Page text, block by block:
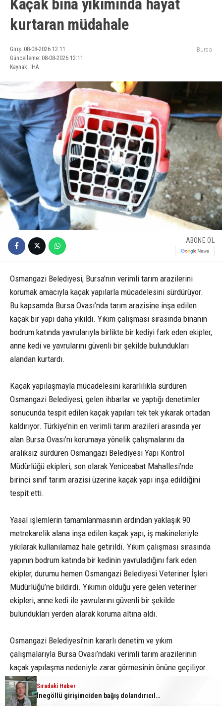
Kaçak bina yıkımında hayat
kurtaran müdahale
Giriş: 08-08-2026 12:11
Güncelleme: 08-08-2026 12:11
Kaynak: İHA
Bursa
ABONE OL
Osmangazi Belediyesi, Bursa’nın verimli tarım arazilerini
korumak amacıyla kaçak yapılarla mücadelesini sürdürüyor.
Bu kapsamda Bursa Ovası’nda tarım arazisine inşa edilen
kaçak bir yapı daha yıkıldı. Yıkım çalışması sırasında binanın
bodrum katında yavrularıyla birlikte bir kediyi fark eden ekipler,
anne kedi ve yavrularını güvenli bir şekilde bulundukları
alandan kurtardı.
Kaçak yapılaşmayla mücadelesini kararlılıkla sürdüren
Osmangazi Belediyesi, gelen ihbarlar ve yaptığı denetimler
sonucunda tespit edilen kaçak yapıları tek tek yıkarak ortadan
kaldırıyor. Türkiye’nin en verimli tarım arazileri arasında yer
alan Bursa Ovası’nı korumaya yönelik çalışmalarını da
aralıksız sürdüren Osmangazi Belediyesi Yapı Kontrol
Müdürlüğü ekipleri, son olarak Yeniceabat Mahallesi’nde
birinci sınıf tarım arazisi üzerine kaçak yapı inşa edildiğini
tespit etti.
Yasal işlemlerin tamamlanmasının ardından yaklaşık 90
metrekarelik alana inşa edilen kaçak yapı, iş makineleriyle
yıkılarak kullanılamaz hale getirildi. Yıkım çalışması sırasında
yapının bodrum katında bir kedinin yavruladığını fark eden
ekipler, durumu hemen Osmangazi Belediyesi Veteriner İşleri
Müdürlüğü’ne bildirdi. Yıkımın olduğu yere gelen veteriner
ekipleri, anne kedi ile yavrularını güvenli bir şekilde
bulundukları yerden alarak koruma altına aldı.
Osmangazi Belediyesi’nin kararlı denetim ve yıkım
çalışmalarıyla Bursa Ovası’ndaki verimli tarım arazilerinin
kaçak yapılaşma nedeniyle zarar görmesinin önüne geçiliyor.
Sıradaki Haber
İnegöllü girişimciden bağış dolandırıcılığına karşı dijital çözüm: “Askıda”